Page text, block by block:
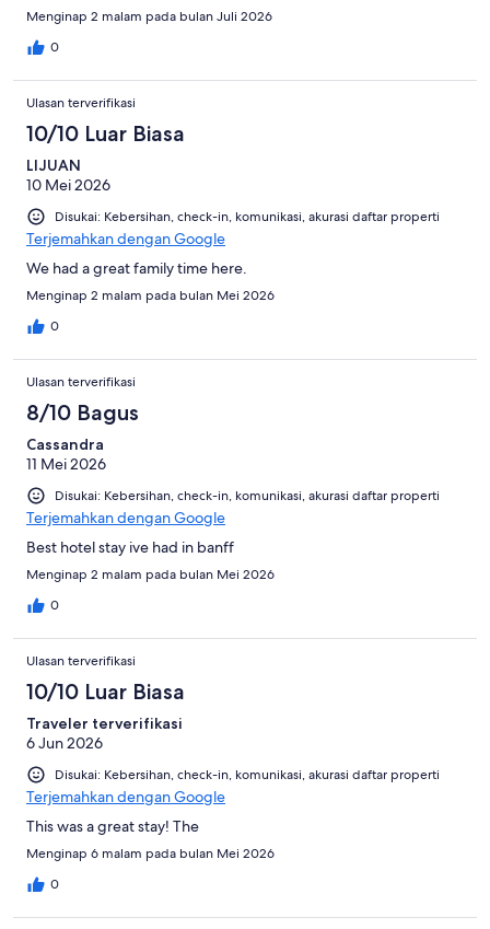
Menginap 2 malam pada bulan Juli 2026
0
Ulasan terverifikasi
10/10 Luar Biasa
LIJUAN
10 Mei 2026
Disukai: Kebersihan, check-in, komunikasi, akurasi daftar properti
Terjemahkan dengan Google
We had a great family time here.
Menginap 2 malam pada bulan Mei 2026
0
Ulasan terverifikasi
8/10 Bagus
Cassandra
11 Mei 2026
Disukai: Kebersihan, check-in, komunikasi, akurasi daftar properti
Terjemahkan dengan Google
Best hotel stay ive had in banff
Menginap 2 malam pada bulan Mei 2026
0
Ulasan terverifikasi
10/10 Luar Biasa
Traveler terverifikasi
6 Jun 2026
Disukai: Kebersihan, check-in, komunikasi, akurasi daftar properti
Terjemahkan dengan Google
This was a great stay! The
Menginap 6 malam pada bulan Mei 2026
0